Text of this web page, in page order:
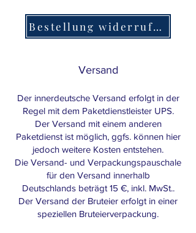
Bestellung widerrufen
Versand
Der innerdeutsche Versand erfolgt in der
Regel mit dem Paketdienstleister UPS.
Der Versand mit einem anderen
Paketdienst ist möglich, ggfs. können hier
jedoch weitere Kosten entstehen.
Die Versand- und Verpackungspauschale
für den Versand innerhalb
Deutschlands beträgt 15 €, inkl. MwSt..
Der Versand der Bruteier erfolgt in einer
speziellen Bruteierverpackung.